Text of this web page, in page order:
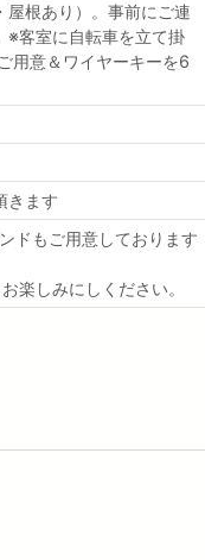
屋根あり）。事前にご連
※客室に自転車を立て掛
用意＆ワイヤーキーを6
きます
ドもご用意しております
楽しみにしください。